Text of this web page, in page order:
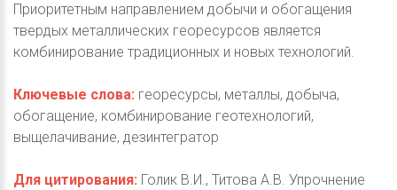
Приоритетным направлением добычи и обогащения
твердых металлических георесурсов является
комбинирование традиционных и новых технологий.
Ключевые слова: георесурсы, металлы, добыча,
обогащение, комбинирование геотехнологий,
выщелачивание, дезинтегратор
Для цитирования: Голик В.И., Титова А.В. Упрочнение